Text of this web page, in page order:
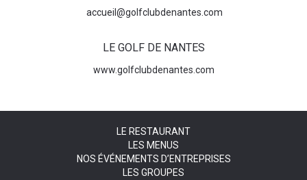
accueil@golfclubdenantes.com
LE GOLF DE NANTES
www.golfclubdenantes.com
LE RESTAURANT
LES MENUS
NOS ÉVÉNEMENTS D’ENTREPRISES
LES GROUPES